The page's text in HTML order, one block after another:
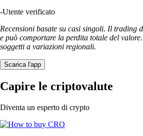
-Utente verificato
Recensioni basate su casi singoli. Il trading
e può comportare la perdita totale del
soggetti a variazioni regionali.
Scarica l'app
Capire le criptovalute
Diventa un esperto di crypto